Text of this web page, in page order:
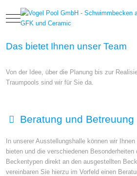
Mobile Menu Toggle
Das bietet Ihnen unser Team
Von der Idee, über die Planung bis zur
Traumpools sind wir für Sie da.
Beratung und Betreuung
In unserer Ausstellungshalle können wir
bieten und die verschiedenen Besonderheiten
Beckentypen direkt an den ausgestellten
vereinbaren Sie hierzu im Vorfeld einen